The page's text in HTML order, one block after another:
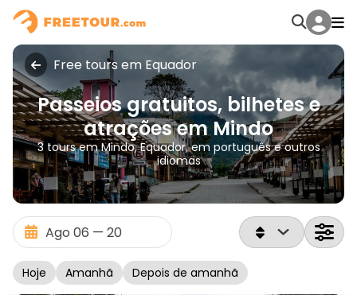
Free tours em Equador
Passeios gratuitos, bilhetes e
atrações em Mindo
3 tours em Mindo, Equador, em português e outros
idiomas
Hoje Amanhã Depois de amanhã